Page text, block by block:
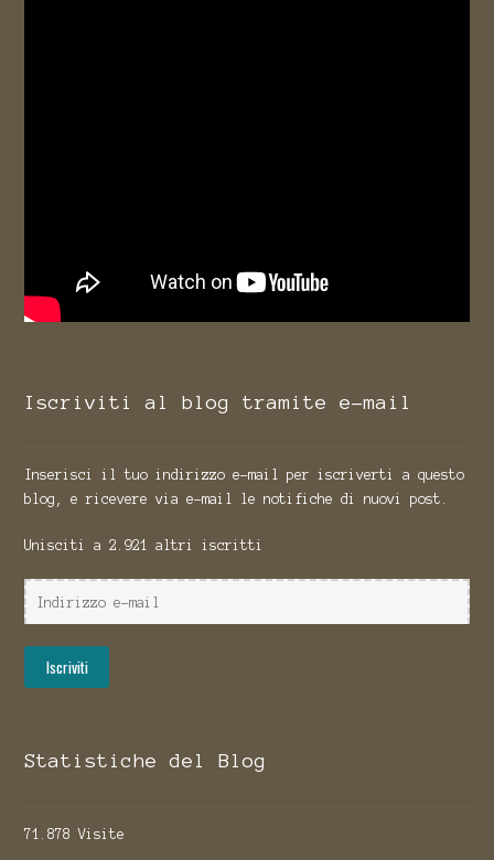
Iscriviti al blog tramite e-mail
Inserisci il tuo indirizzo e-mail per iscriverti a questo
blog, e ricevere via e-mail le notifiche di nuovi post.
Unisciti a 2.921 altri iscritti
Indirizzo
e-
Iscriviti
Statistiche del Blog
71.878 Visite